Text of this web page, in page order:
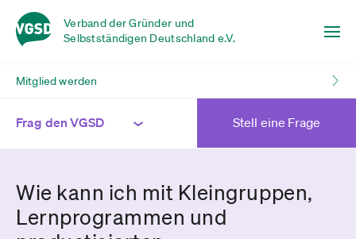
Verband der Gründer und
Selbstständigen Deutschland e.V.
Mitglied werden
Frag den VGSD Stell eine Frage
Wie kann ich mit Kleingruppen,
Lernprogrammen und